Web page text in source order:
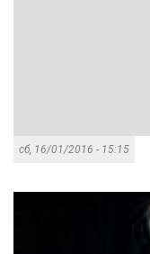
сб, 16/01/2016 - 15:15